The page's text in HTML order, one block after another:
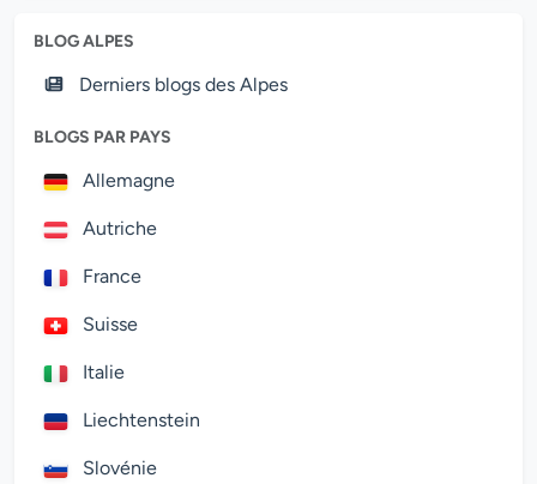
BLOG ALPES
Derniers blogs des Alpes
BLOGS PAR PAYS
Allemagne
Autriche
France
Suisse
Italie
Liechtenstein
Slovénie